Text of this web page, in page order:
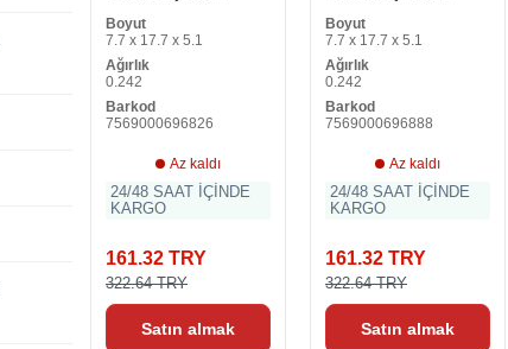
Boyut
7.7 x 17.7 x 5.1
Ağırlık
0.242
Barkod
7569000696826
Az kaldı
24/48 SAAT İÇİNDE
KARGO
161.32 TRY
322.64 TRY
Satın almak
Boyut
7.7 x 17.7 x 5.1
Ağırlık
0.242
Barkod
7569000696888
Az kaldı
24/48 SAAT İÇİNDE
KARGO
161.32 TRY
322.64 TRY
Satın almak